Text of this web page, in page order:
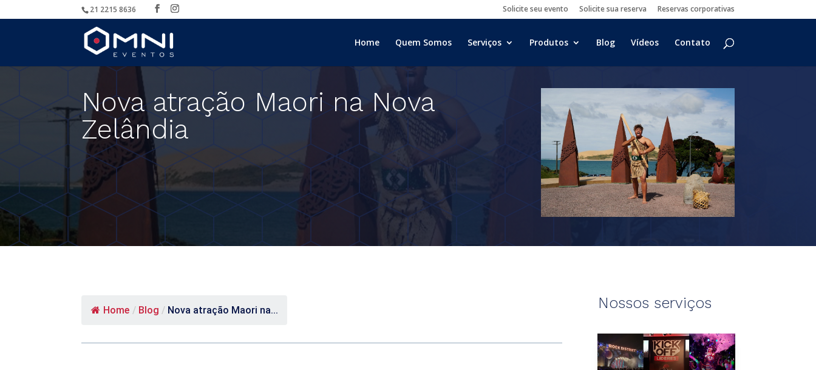
21 2215 8636 Solicite seu evento Solicite sua reserva Reservas corporativas
Home Quem Somos Serviços Produtos Blog Vídeos Contato
Nova atração Maori na Nova
Zelândia
Home / Blog / Nova atração Maori na... Nossos serviços